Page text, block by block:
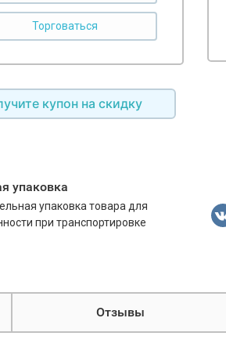
купон на скидку
упаковка
упаковка товара для
при транспортировке
Отзывы